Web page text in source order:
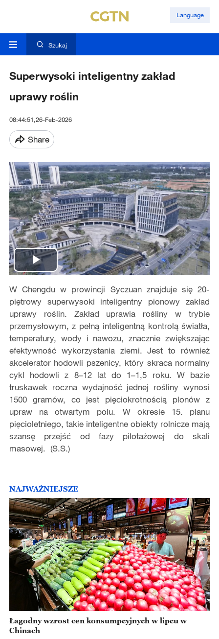
Language
Szukaj
Superwysoki inteligentny zakład
uprawy roślin
08:44:51,26-Feb-2026
Share
Play
Video
W Chengdu w prowincji Syczuan znajduje się 20-
piętrowy superwysoki inteligentny pionowy zakład
uprawy roślin. Zakład uprawia rośliny w trybie
przemysłowym, z pełną inteligentną kontrolą światła,
temperatury, wody i nawozu, znacznie zwiększając
efektywność wykorzystania ziemi. Jest to również
akcelerator hodowli pszenicy, który skraca normalny
cykl hodowli z 8–12 lat do 1–1,5 roku. W bazie
truskawek roczna wydajność jednej rośliny wynosi
1500 gramów, co jest pięciokrotnością plonów z
upraw na otwartym polu. W okresie 15. planu
pięcioletniego, takie inteligentne obiekty rolnicze mają
szansę przejść od fazy pilotażowej do skali
masowej. (S.S.)
NAJWAŻNIEJSZE
Łagodny wzrost cen konsumpcyjnych w lipcu w
Chinach